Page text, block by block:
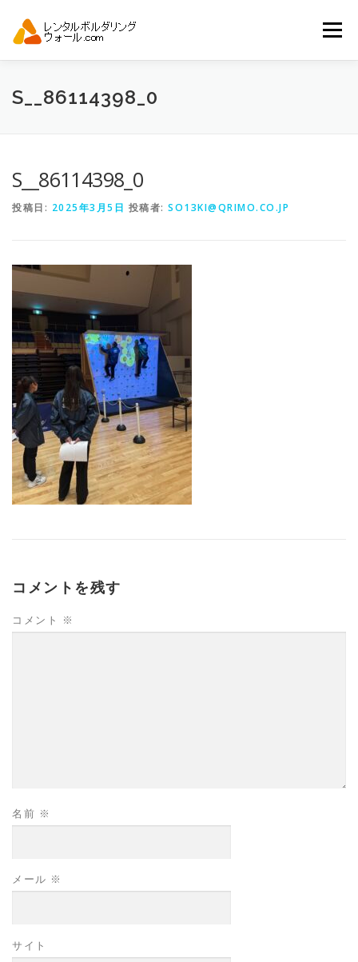
メニュー
トップ 自動見積り
S__86114398_0
S__86114398_0
投稿日: 2025年3月5日 投稿者: SO13KI@QRIMO.CO.JP
コメントを残す
コメント ※
名前 ※
メール ※
サイト